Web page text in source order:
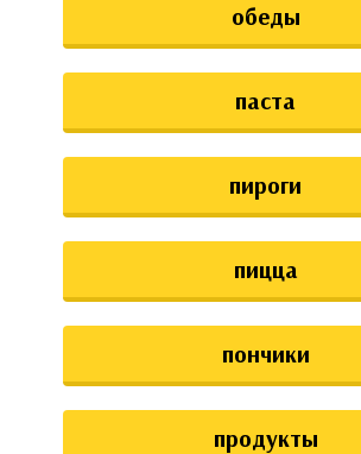
обеды
паста
пироги
пицца
пончики
продукты